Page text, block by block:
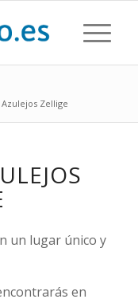
Azulejos Zellige
un lugar único y
en